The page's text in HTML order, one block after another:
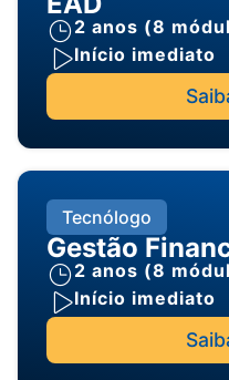
2 anos (8
Início imediato
Tecnólogo
Gestão
2 anos (8
Início imediato